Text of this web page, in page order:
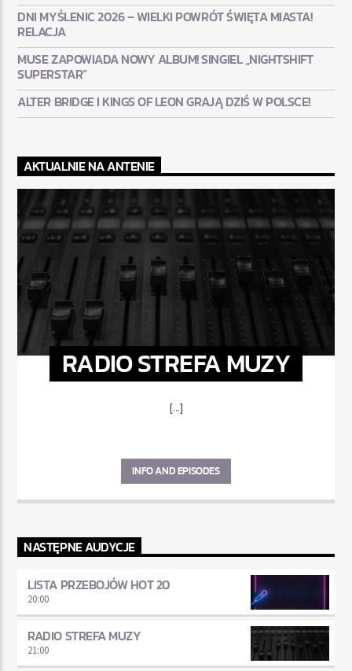
DNI MYŚLENIC 2026 – WIELKI POWRÓT ŚWIĘTA MIASTA!
RELACJA
MUSE ZAPOWIADA NOWY ALBUM! SINGIEL „NIGHTSHIFT
SUPERSTAR”
ALTER BRIDGE I KINGS OF LEON GRAJĄ DZIŚ W POLSCE!
AKTUALNIE NA ANTENIE
RADIO STREFA MUZY
[...]
INFO AND EPISODES
NASTĘPNE AUDYCJE
LISTA PRZEBOJÓW HOT 20
20:00
RADIO STREFA MUZY
21:00